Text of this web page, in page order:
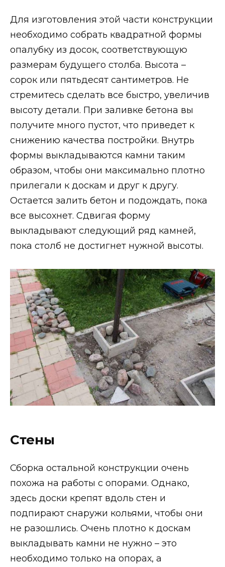
Для изготовления этой части конструкции
необходимо собрать квадратной формы
опалубку из досок, соответствующую
размерам будущего столба. Высота –
сорок или пятьдесят сантиметров. Не
стремитесь сделать все быстро, увеличив
высоту детали. При заливке бетона вы
получите много пустот, что приведет к
снижению качества постройки. Внутрь
формы выкладываются камни таким
образом, чтобы они максимально плотно
прилегали к доскам и друг к другу.
Остается залить бетон и подождать, пока
все высохнет. Сдвигая форму
выкладывают следующий ряд камней,
пока столб не достигнет нужной высоты.
Стены
Сборка остальной конструкции очень
похожа на работы с опорами. Однако,
здесь доски крепят вдоль стен и
подпирают снаружи кольями, чтобы они
не разошлись. Очень плотно к доскам
выкладывать камни не нужно – это
необходимо только на опорах, а